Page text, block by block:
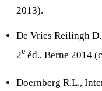
2013).
De Vries Reilingh
2e éd., Berne 2014
Doernberg R.L.,